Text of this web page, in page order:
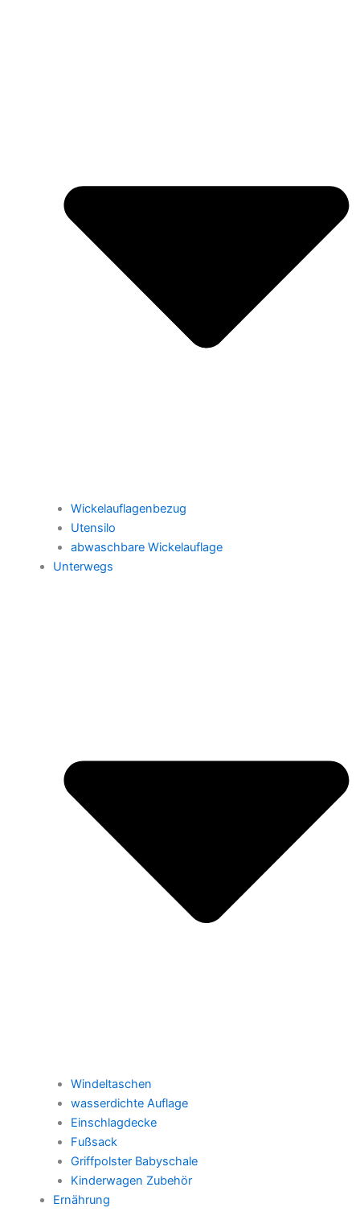
Wickelauflagenbezug
Utensilo
abwaschbare Wickelauflage
Unterwegs
Windeltaschen
wasserdichte Auflage
Einschlagdecke
Fußsack
Griffpolster Babyschale
Kinderwagen Zubehör
Ernährung